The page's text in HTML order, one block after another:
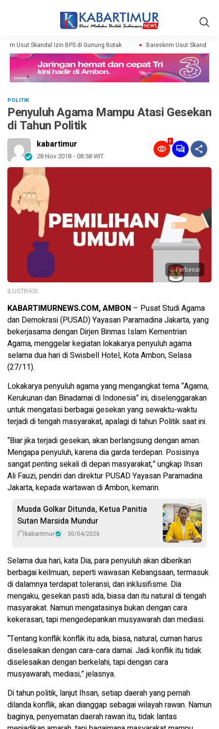
Usut Skandal Izin BPS di Gunung Botak Bareskrim Usut Skandal Izin
POLITIK
Penyuluh Agama Mampu Atasi Gesekan
di Tahun Politik
kabartimur
28 Nov 2018 - 08:58 WIT
6
Perbesar
ILUSTRASI
KABARTIMURNEWS.COM, AMBON – Pusat Studi Agama
dan Demokrasi (PUSAD) Yayasan Paramadina Jakarta, yang
bekerjasama dengan Dirjen Binmas Islam Kementrian
Agama, menggelar kegiatan lokakarya penyuluh agama
selama dua hari di Swisbell Hotel, Kota Ambon, Selasa
(27/11).
Lokakarya penyuluh agama yang mengangkat tema “Agama,
Kerukunan dan Binadamai di Indonesia” ini, diselenggarakan
untuk mengatasi berbagai gesekan yang sewaktu-waktu
terjadi di tengah masyarakat, apalagi di tahun Politik saat ini.
“Biar jika terjadi gesekan, akan berlangsung dengan aman.
Mengapa penyuluh, karena dia garda terdepan. Posisinya
sangat penting sekali di depan masyarakat,” ungkap Ihsan
Ali Fauzi, pendiri dan direktur PUSAD Yayasan Paramadina
Jakarta, kepada wartawan di Ambon, kemarin.
Musda Golkar Ditunda, Ketua Panitia
Sutan Marsida Mundur
kabartimur 30/04/2026
Selama dua hari, kata Dia, para penyuluh akan diberikan
berbagai keilmuan, seperti wawasan Kebangsaan, termasuk
di dalamnya terdapat toleransi, dan inklusifisme. Dia
mengaku, gesekan pasti ada, biasa dan itu natural di tengah
masyarakat. Namun mengatasinya bukan dengan cara
kekerasan, tapi mengedepankan musyawarah dan mediasi.
“Tentang konflik konflik itu ada, biasa, natural, cuman harus
diselesaikan dengan cara-cara damai. Jadi konflik itu tidak
diselesaikan dengan berkelahi, tapi dengan cara
musyawarah, mediasi,” jelasnya.
Di tahun politik, lanjut Ihsan, setiap daerah yang pernah
dilanda konflik, akan dianggap sebagai wilayah rawan. Namun
baginya, penyematan daerah rawan itu, tidak lantas